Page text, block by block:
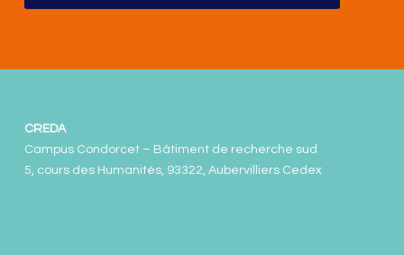
CREDA
Campus Condorcet – Bâtiment de recherche sud
5, cours des Humanités, 93322, Aubervilliers Cedex